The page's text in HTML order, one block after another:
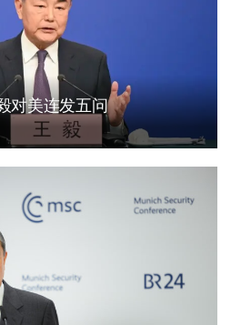
对美连发五问